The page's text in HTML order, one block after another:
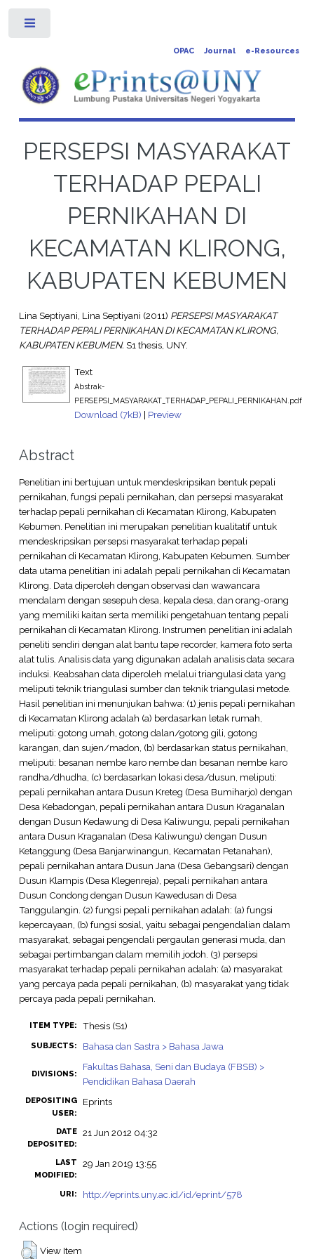
OPAC Journal e-Resources
PERSEPSI MASYARAKAT
TERHADAP PEPALI
PERNIKAHAN DI
KECAMATAN KLIRONG,
KABUPATEN KEBUMEN
Lina Septiyani, Lina Septiyani (2011) PERSEPSI MASYARAKAT
TERHADAP PEPALI PERNIKAHAN DI KECAMATAN KLIRONG,
KABUPATEN KEBUMEN. S1 thesis, UNY.
Text
Abstrak-
PERSEPSI_MASYARAKAT_TERHADAP_PEPALI_PERNIKAHAN.pdf
Download (7kB) | Preview
Abstract
Penelitian ini bertujuan untuk mendeskripsikan bentuk pepali
pernikahan, fungsi pepali pernikahan, dan persepsi masyarakat
terhadap pepali pernikahan di Kecamatan Klirong, Kabupaten
Kebumen. Penelitian ini merupakan penelitian kualitatif untuk
mendeskripsikan persepsi masyarakat terhadap pepali
pernikahan di Kecamatan Klirong, Kabupaten Kebumen. Sumber
data utama penelitian ini adalah pepali pernikahan di Kecamatan
Klirong. Data diperoleh dengan observasi dan wawancara
mendalam dengan sesepuh desa, kepala desa, dan orang-orang
yang memiliki kaitan serta memiliki pengetahuan tentang pepali
pernikahan di Kecamatan Klirong. Instrumen penelitian ini adalah
peneliti sendiri dengan alat bantu tape recorder, kamera foto serta
alat tulis. Analisis data yang digunakan adalah analisis data secara
induksi. Keabsahan data diperoleh melalui triangulasi data yang
meliputi teknik triangulasi sumber dan teknik triangulasi metode.
Hasil penelitian ini menunjukan bahwa: (1) jenis pepali pernikahan
di Kecamatan Klirong adalah (a) berdasarkan letak rumah,
meliputi: gotong umah, gotong dalan/gotong gili, gotong
karangan, dan sujen/madon, (b) berdasarkan status pernikahan,
meliputi: besanan nembe karo nembe dan besanan nembe karo
randha/dhudha, (c) berdasarkan lokasi desa/dusun, meliputi:
pepali pernikahan antara Dusun Kreteg (Desa Bumiharjo) dengan
Desa Kebadongan, pepali pernikahan antara Dusun Kraganalan
dengan Dusun Kedawung di Desa Kaliwungu, pepali pernikahan
antara Dusun Kraganalan (Desa Kaliwungu) dengan Dusun
Ketanggung (Desa Banjarwinangun, Kecamatan Petanahan),
pepali pernikahan antara Dusun Jana (Desa Gebangsari) dengan
Dusun Klampis (Desa Klegenreja), pepali pernikahan antara
Dusun Condong dengan Dusun Kawedusan di Desa
Tanggulangin. (2) fungsi pepali pernikahan adalah: (a) fungsi
kepercayaan, (b) fungsi sosial, yaitu sebagai pengendalian dalam
masyarakat, sebagai pengendali pergaulan generasi muda, dan
sebagai pertimbangan dalam memilih jodoh. (3) persepsi
masyarakat terhadap pepali pernikahan adalah: (a) masyarakat
yang percaya pada pepali pernikahan, (b) masyarakat yang tidak
percaya pada pepali pernikahan.
ITEM TYPE: Thesis (S1)
SUBJECTS: Bahasa dan Sastra > Bahasa Jawa
DIVISIONS:
Fakultas Bahasa, Seni dan Budaya (FBSB) >
Pendidikan Bahasa Daerah
DEPOSITING
USER:
Eprints
DATE
DEPOSITED:
21 Jun 2012 04:32
LAST
MODIFIED:
29 Jan 2019 13:55
URI: http://eprints.uny.ac.id/id/eprint/578
Actions (login required)
View Item